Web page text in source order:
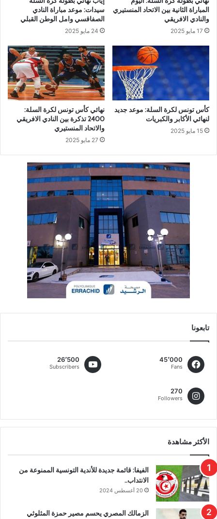
المباراة الثانية بين الاتحاد المنستيري
والنادي الافريقي
17 مايو 2025
سيدات: موعد مباراة النادي
الصفاقسي وامل الوطن القبلي
24 مايو 2025
كأس تونس لكرة السلة: موعد جديد
لنهائي الأكابر والكبريات
15 مايو 2025
نهائي كأس تونس لكرة السلة:
2400 تذكرة بين النادي الافريقي
والاتحاد المنستيري
27 مايو 2025
تابعونا
45٬000
Fans
26٬500
Subscribers
270
Followers
الأكثر مشاهدة
الفيفا: قائمة جديدة للأندية التونسية الممنوعة من
الانتداب..
20 أغسطس 2024
الزمالك المصري يحسم مصير حمزة المثلوثي